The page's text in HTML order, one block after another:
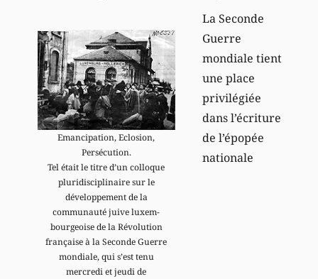
Emancipation, Eclosion,
Persécution.
Tel était le titre d’un colloque
pluridisciplinaire sur le
développement de la
communauté juive luxem-
bourgeoise de la Révolution
française à la Seconde Guerre
mondiale, qui s’est tenu
mercredi et jeudi de
La Seconde
Guerre
mondiale tient
une place
privilégiée
dans l’écriture
de l’épopée
nationale